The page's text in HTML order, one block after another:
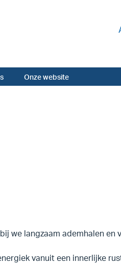
Onze website
we langzaam ademhalen
vanuit een innerlijke